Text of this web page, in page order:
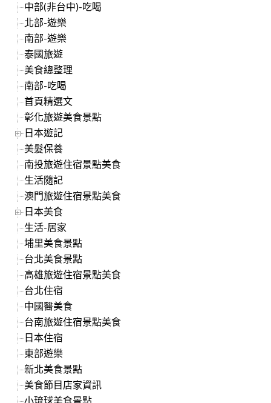
中部(非台中)-吃喝
北部-遊樂
南部-遊樂
泰國旅遊
美食總整理
南部-吃喝
首頁精選文
彰化旅遊美食景點
日本遊記
美髮保養
南投旅遊住宿景點美食
生活隨記
澳門旅遊住宿景點美食
日本美食
生活-居家
埔里美食景點
台北美食景點
高雄旅遊住宿景點美食
台北住宿
中國醫美食
台南旅遊住宿景點美食
日本住宿
東部遊樂
新北美食景點
美食節目店家資訊
小琉球美食景點